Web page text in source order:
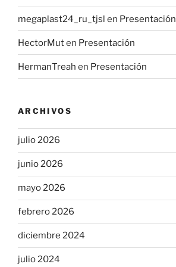
megaplast24_ru_tjsl en Presentación
HectorMuten Presentación
HermanTreah en Presentación
ARCHIVOS
julio 2026
junio 2026
mayo 2026
febrero 2026
diciembre 2024
julio 2024